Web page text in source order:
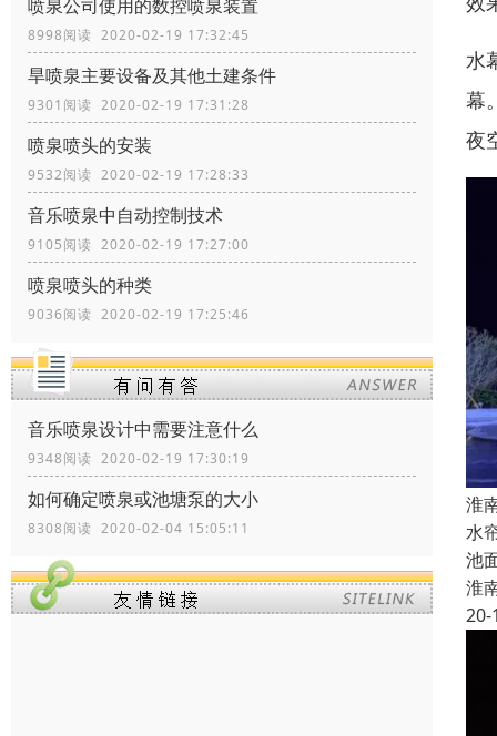
喷泉公司使用的数控喷泉装置
8998阅读 2020-02-19 17:32:45
旱喷泉主要设备及其他土建条件
9301阅读 2020-02-19 17:31:28
喷泉喷头的安装
9532阅读 2020-02-19 17:28:33
音乐喷泉中自动控制技术
9105阅读 2020-02-19 17:27:00
喷泉喷头的种类
9036阅读 2020-02-19 17:25:46
音乐喷泉设计中需要注意什么
9348阅读 2020-02-19 17:30:19
如何确定喷泉或池塘泵的大小
8308阅读 2020-02-04 15:05:11
水
幕
夜
淮
水
池
淮
20-